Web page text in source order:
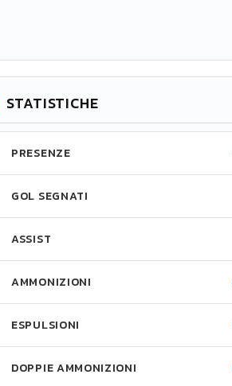
STATISTICHE
PRESENZE
GOL SEGNATI
ASSIST
AMMONIZIONI
ESPULSIONI
DOPPIE AMMONIZIONI